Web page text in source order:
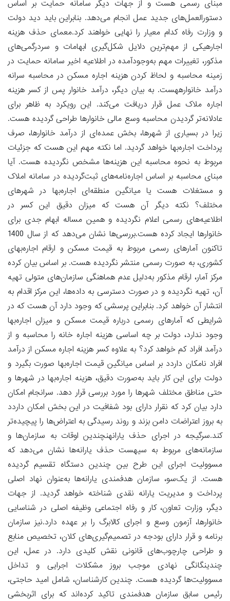
مبنای رسمی هست و از جهات دیگر سامانه حمایت بر اساس
دستورالعمل‌های جدید عمل انجام می‌دهد. بنابراین باید دید دولت
و وزارت رفاه کدام معیار را نهایی خواهند کرد.معمای حذف هزینه
اجارهیکی از مهم‌ترین دلایل شکل‌گیری ابهامات و سردرگمی‌های
مذکور، تغییرات مهم به‌وجود‌آمده در اطلاعیه اخیر سامانه حمایت در
زمینه محاسبه و لحاظ کردن هزینه اجاره مسکن در محاسبه سرانه
درآمد خانوارههست. به بیان دیگر، درآمد خانوار پس از کسر هزینه
اجاره ملاک عمل قرار دریافت می‌کند. این رویکرد به ظاهر برای
عادلانه‌تر گردیدن محاسبه وسع مالی خانوارها طراحی گردیده هست.
زیرا در بسیاری از شهرها، بخش عمده‌ای از درآمد خانوارها، صرف
پرداخت اجاره‌بها خواهد گردید. اما نکته مهم این هست که جزئیات
مربوط به نحوه محاسبه این هزینه‌ها مشخص نگردیده هست. آیا
مبنای محاسبه بر اساس اجاره‌نامه‌های ثبت‌گردیده در سامانه املاک
و مستغلات هست یا میانگین منطقه‌ای اجاره‌بها در شهرهای
مختلف؟ نکته دیگر آن هست که میزان دقیق این کسر در
اطلاعیه‌های رسمی اعلام نگردیده و همین مساله ابهام جدی برای
خانوارها ایجاد کرده هست.بررسی‌ها نشان می‌دهد که از سال 1400
تاکنون آمارهای رسمی مربوط به قیمت مسکن و ارقام اجاره‌بهای
کشوری، به صورت رسمی منتشر نگردیده هست. بر اساس بیان کرده
مرکز آمار، ارقام مذکور به‌دلیل عدم هماهنگی سازمان‌‌های متولی تهیه
آن، تهیه نگردیده و در صورت دسترسی به داده‌ها، این مرکز اقدام به
انتشار آن خواهد کرد. بنابراین پرسشی که وجود دارد آن هست که در
شرایطی که آمارهای رسمی درباره قیمت مسکن و میزان اجاره‌‌بها
وجود ندارد، دولت بر چه اساسی هزینه اجاره خانه را محاسبه و از
درآمد افراد کم خواهد کرد؟ به علاوه کسر هزینه اجاره مسکن از درآمد
افراد نامکان داردد بر اساس میانگین قیمت اجاره‌بها صورت بگیرد و
دولت برای این کار باید به‌صورت دقیق، هزینه اجاره‌بها در شهرها و
حتی مناطق مختلف شهرها را مورد بررسی قرار دهد. سرانجام امکان
دارد بیان کرد که نقرار دارای بود شفافیت در این بخش امکان داردد
به بروز اعتراضات دامن بزند و روند رسیدگی به اعتراض‌ها را پیچیده‌تر
کند.سرگیجه در اجرای حذف یارانهنچندین اوقات به سازمان‌ها و
سازمانه‌های مربوط به سیهست حذف یارانه‌ها نشان می‌دهد که
مسوولیت اجرای این طرح بین چندین دستگاه تقسیم گردیده
هست. از یک‌سو، سازمان هدفمندی یارانه‌ها به‌عنوان نهاد اصلی
پرداخت و مدیریت یارانه نقدی شناخته خواهد گردید. از جهات
دیگر، وزارت تعاون، کار و رفاه اجتماعی وظیفه اصلی در شناسایی
خانوارها، آزمون وسع و اجرای کالابرگ را بر عهده دارد.نیز سازمان
برنامه و قرار دارای بودجه در تصمیم‌گیری‌های کلان، تخصیص منابع
و طراحی چارچوب‌های قانونی نقش کلیدی دارد. در عمل، این
چندینگانگی نهادی موجب بروز مشکلات اجرایی و تداخل
مسوولیت‌ها گردیده هست. چندین کارشناسان، شامل امید حاجتی،
رئیس سابق سازمان هدفمندی تاکید کرده‌اند که برای اثربخشی